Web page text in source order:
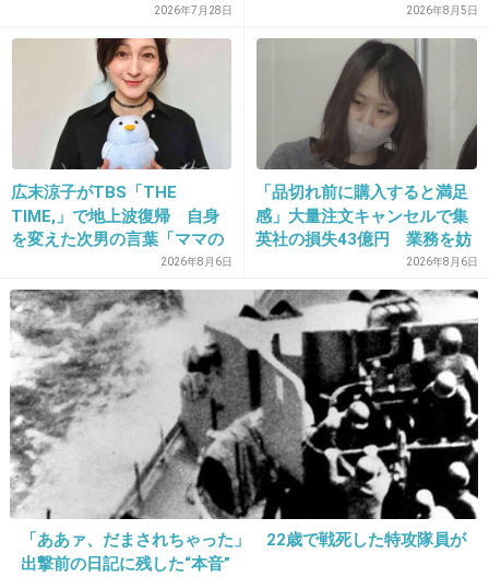
12. 匿名2013/08/11(日) 06:28:14
大阪に住んでます
もう花火大会なんてやらなくていいのに
ただ淀川花火の周辺地域は治安の良い地域では
ない(笑)
それがあらわれてる(笑)
13. 匿名2013/08/11(日) 06:28:17
このトピでも酷いと思ったけど、さらに酷いな
出典：livedoor.blogimg.jp
花火大会終了後のゴミが酷いと話題に
2026年7月28日 2026年8月5日
広末涼子がTBS「THE
TIME,」で地上波復帰 自身
を変えた次男の言葉「ママの
ファンの人なら、知りたいん
じゃないか」
2026年8月6日
「品切れ前に購入すると満足
感」大量注文キャンセルで集
英社の損失43億円 業務を妨
害した疑いで32歳女を逮捕
2026年8月6日
「ああァ、だまされちゃった」 22歳で戦死した特攻隊員が
出撃前の日記に残した“本音”